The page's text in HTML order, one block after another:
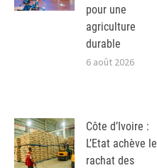
pour une
agriculture
durable
6 août 2026
Côte d’Ivoire :
L’Etat achève le
rachat des